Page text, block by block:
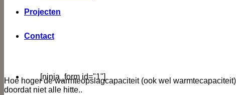
Projecten
Contact
[ninja_form id="1"]
Hoe hoger de warmteopslagcapaciteit (ook wel
doordat niet alle hitte..